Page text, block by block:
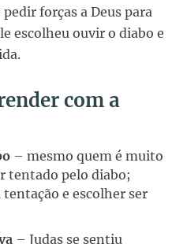
forças a Deus para
escolheu ouvir o diabo e
com a
– mesmo quem é muito
tentado pelo diabo;
e escolher ser
– Judas se sentiu